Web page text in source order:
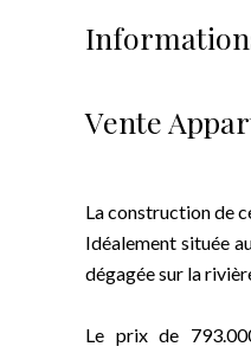
Vente
La construction de
Idéalement située
dégagée sur la
Le prix de